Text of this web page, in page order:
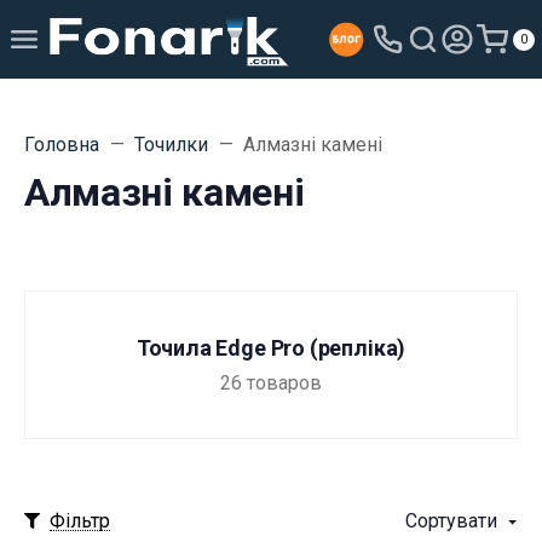
0
Головна Точилки Алмазні камені
Алмазні камені
Точила Edge Pro (репліка)
26 товаров
Фільтр Сортувати